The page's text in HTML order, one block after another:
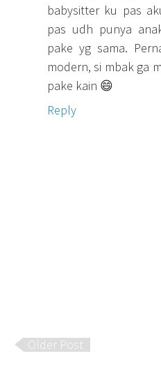
babysitter ku pas
pas udh punya
pake yg sama.
modern, si mbak ga
pake kain 😄
Reply
Older Post